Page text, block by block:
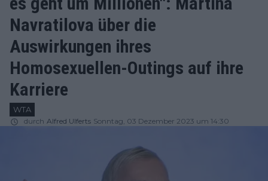
Navratilova über die
Auswirkungen ihres
Homosexuellen-Outings auf ihre
Karriere
WTA
durch Alfred Ulferts Sonntag, 03 Dezember 2023 um 14:30